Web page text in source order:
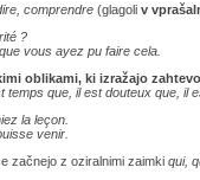
comprendre (glagoli v
?
vous ayez pu faire cela.
oblikami, ki izražajo
temps que, il est douteux que, il
la leçon.
venir.
začnejo z oziralnimi zaimki qui,